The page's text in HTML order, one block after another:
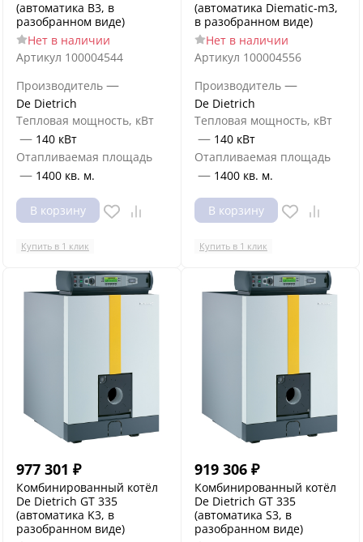
(автоматика B3, в
разобранном виде)
Нет в наличии
Артикул 100004544
Производитель —
De Dietrich
Тепловая мощность, кВт
— 140 кВт
Отапливаемая площадь
— 1400 кв. м.
В корзину
Купить в 1 клик
(автоматика Diematic-m3,
в разобранном виде)
Нет в наличии
Артикул 100004556
Производитель —
De Dietrich
Тепловая мощность, кВт
— 140 кВт
Отапливаемая площадь
— 1400 кв. м.
В корзину
Купить в 1 клик
977 301 ₽
Комбинированный котёл
De Dietrich GT 335
(автоматика K3, в
разобранном виде)
919 306 ₽
Комбинированный котёл
De Dietrich GT 335
(автоматика S3, в
разобранном виде)